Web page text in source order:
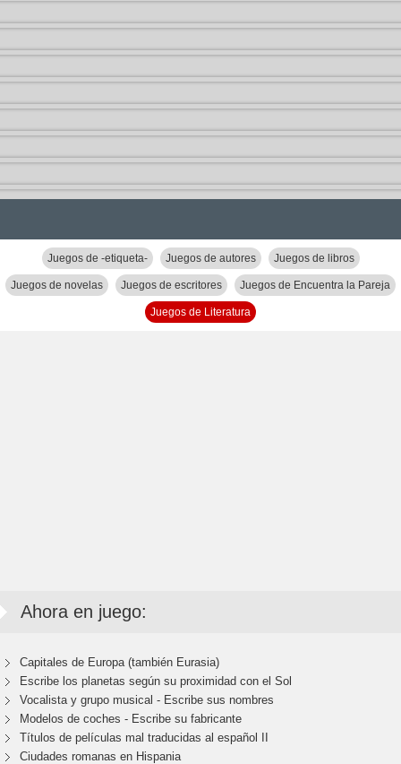
Juegos de -etiqueta- Juegos de autores Juegos de libros
Juegos de novelas Juegos de escritores Juegos de Encuentra la Pareja
Juegos de Literatura
Ahora en juego:
Capitales de Europa (también Eurasia)
Escribe los planetas según su proximidad con el Sol
Vocalista y grupo musical - Escribe sus nombres
Modelos de coches - Escribe su fabricante
Títulos de películas mal traducidas al español II
Ciudades romanas en Hispania